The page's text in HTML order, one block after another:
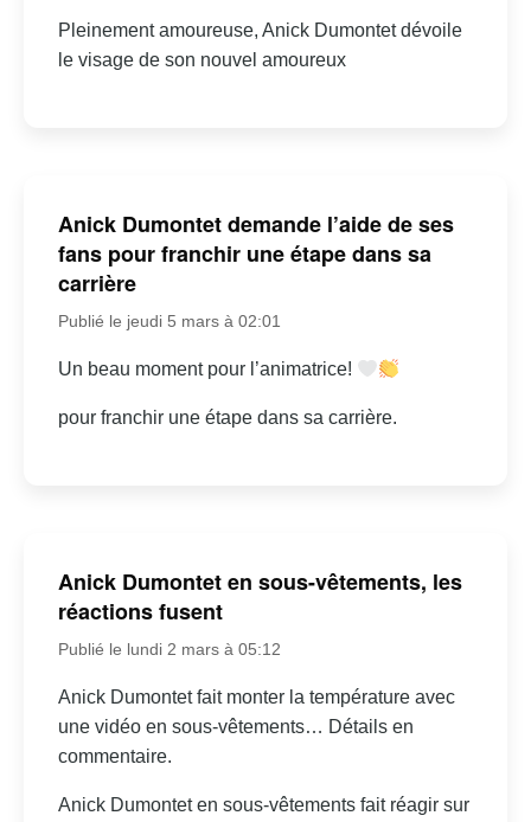
Pleinement amoureuse, Anick Dumontet dévoile
le visage de son nouvel amoureux
Anick Dumontet demande l’aide de ses
fans pour franchir une étape dans sa
carrière
Publié le jeudi 5 mars à 02:01
Un beau moment pour l’animatrice!
pour franchir une étape dans sa carrière.
Anick Dumontet en sous-vêtements, les
réactions fusent
Publié le lundi 2 mars à 05:12
Anick Dumontet fait monter la température avec
une vidéo en sous-vêtements… Détails en
commentaire.
Anick Dumontet en sous-vêtements fait réagir sur